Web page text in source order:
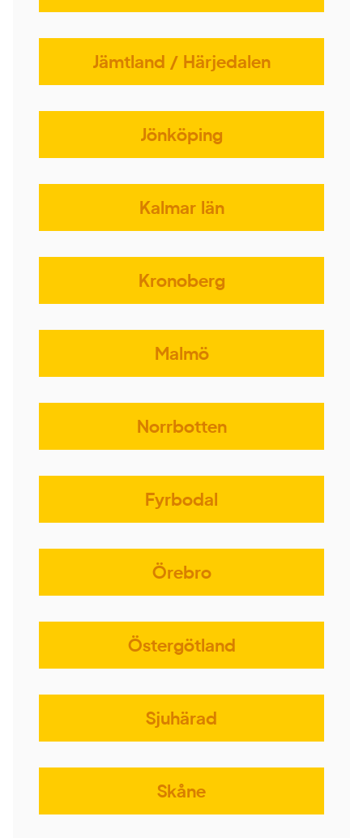
Jämtland / Härjedalen
Jönköping
Kalmar län
Kronoberg
Malmö
Norrbotten
Fyrbodal
Örebro
Östergötland
Sjuhärad
Skåne